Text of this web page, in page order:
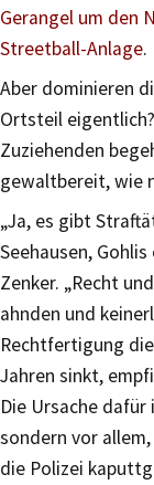
Gerangel um den
Streetball-Anlage.
Aber dominieren
Ortsteil
Zuziehenden
gewaltbereit, wie
„Ja, es gibt
Seehausen,
Zenker. „Recht
ahnden und
Rechtfertigung
Jahren sinkt,
Die Ursache
sondern vor
die Polizei